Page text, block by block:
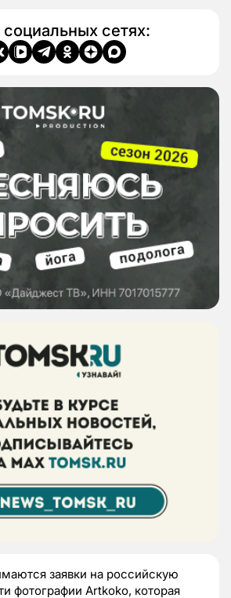
сетях:
заявки на российскую
фотографии Artkoko, которая